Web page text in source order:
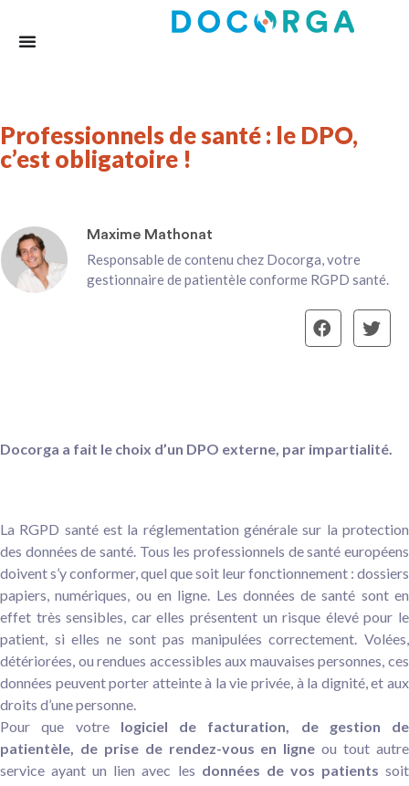
Professionnels de santé : le DPO,
c’est obligatoire !
Maxime Mathonat
Responsable de contenu chez Docorga, votre
gestionnaire de patientèle conforme RGPD santé.
Docorga a fait le choix d’un DPO externe, par impartialité.
La RGPD santé est la réglementation générale sur la protection
des données de santé. Tous les professionnels de santé européens
doivent s’y conformer, quel que soit leur fonctionnement : dossiers
papiers, numériques, ou en ligne. Les données de santé sont en
effet très sensibles, car elles présentent un risque élevé pour le
patient, si elles ne sont pas manipulées correctement. Volées,
détériorées, ou rendues accessibles aux mauvaises personnes, ces
données peuvent porter atteinte à la vie privée, à la dignité, et aux
droits d’une personne.
Pour que votrelogiciel de facturation, de gestion de
patientèle, de prise de rendez-vous en ligneou tout autre
service ayant un lien avec les données de vos patients soit